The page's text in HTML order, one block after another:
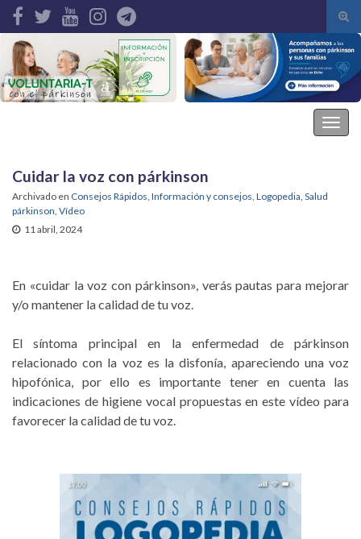
de
Search for:
Cuidar la voz con párkinson
Archivado en Consejos Rápidos, Información y consejos, Logopedia, Salud
párkinson, Vídeo
11 abril, 2024
En «cuidar la voz con párkinson», verás pautas para mejorar
y/o mantener la calidad de tu voz.
El síntoma principal en la enfermedad de párkinson
relacionado con la voz es la disfonía, apareciendo una voz
hipofónica, por ello es importante tener en cuenta las
indicaciones de higiene vocal propuestas en este vídeo para
favorecer la calidad de tu voz.